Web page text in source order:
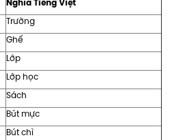
Nghĩa Tiếng Việt
Trường
Ghế
Lớp
Lớp học
Sách
Bút mực
Bút chì